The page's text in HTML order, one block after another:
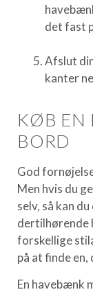
det fast
Afslut
kanter
KØB EN
BORD
God
Men hvis du
selv, så kan
dertilhørende
forskellige
på at finde
En havebænk